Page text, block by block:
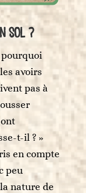
sol ?
pourquoi
avoirs
pas à
t-il ? »
en compte
peu
nature de